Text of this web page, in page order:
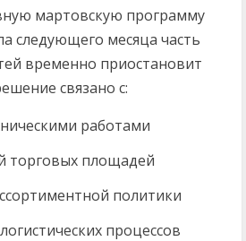
мартовскую программу
следующего месяца часть
временно приостановит
связано с:
работами
торговых площадей
политики
процессов